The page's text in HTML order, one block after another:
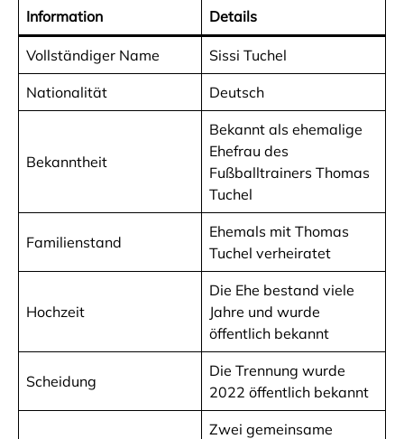
Information Details
Vollständiger Name Sissi Tuchel
Nationalität Deutsch
Bekanntheit
Bekannt als ehemalige
Ehefrau des
Fußballtrainers Thomas
Tuchel
Familienstand
Ehemals mit Thomas
Tuchel verheiratet
Hochzeit
Die Ehe bestand viele
Jahre und wurde
öffentlich bekannt
Scheidung
Die Trennung wurde
2022 öffentlich bekannt
Zwei gemeinsame